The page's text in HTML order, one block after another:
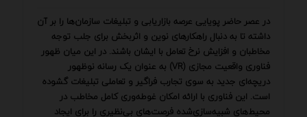
در عصر حاضر پویایی عرصه بازاریابی و تبلیغات سازمان‌ها را بر آن
داشته تا به دنبال راهکارهای نوین و اثربخش برای جلب توجه
مخاطبان و افزایش نرخ تعامل با ایشان باشند. در این میان ظهور
فناوری واقعیت مجازی (VR) به عنوان یک رسانه نوظهور
دریچه‌ای جدید به سوی تجارب فراگیر و تعاملی تبلیغات گشوده
است. این فناوری با ارائه امکان غوطه‌وری کامل مخاطب در
محیط‌های شبیه‌سازی‌شده فرصت‌های بی‌نظیری را برای ایجاد